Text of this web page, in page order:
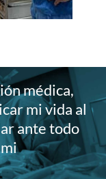
médica,
mi vida al
ante todo